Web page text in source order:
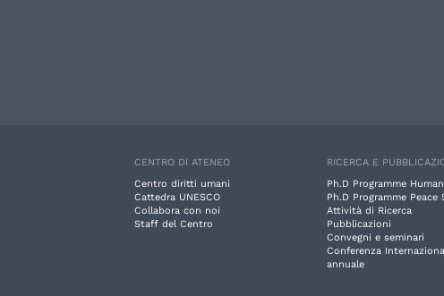
CENTRO DI ATENEO
Centro diritti umani
Cattedra UNESCO
Collabora con noi
Staff del Centro
RICERCA E
Ph.D Programme
Ph.D Programme Peace
Attività di Ricerca
Pubblicazioni
Convegni e seminari
Conferenza
annuale